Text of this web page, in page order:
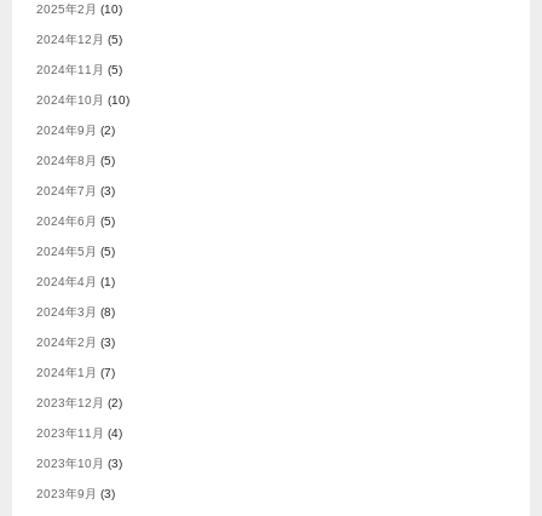
2025年2月 (10)
2024年12月 (5)
2024年11月 (5)
2024年10月 (10)
2024年9月 (2)
2024年8月 (5)
2024年7月 (3)
2024年6月 (5)
2024年5月 (5)
2024年4月 (1)
2024年3月 (8)
2024年2月 (3)
2024年1月 (7)
2023年12月 (2)
2023年11月 (4)
2023年10月 (3)
2023年9月 (3)